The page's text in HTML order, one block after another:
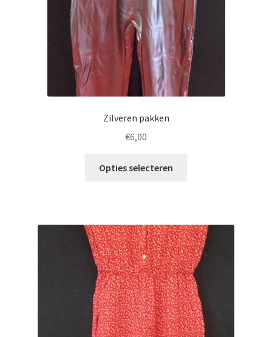
Zilveren pakken
€6,00
Opties selecteren